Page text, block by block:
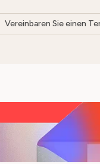
Vereinbaren Sie einen